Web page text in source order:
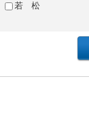
若 松